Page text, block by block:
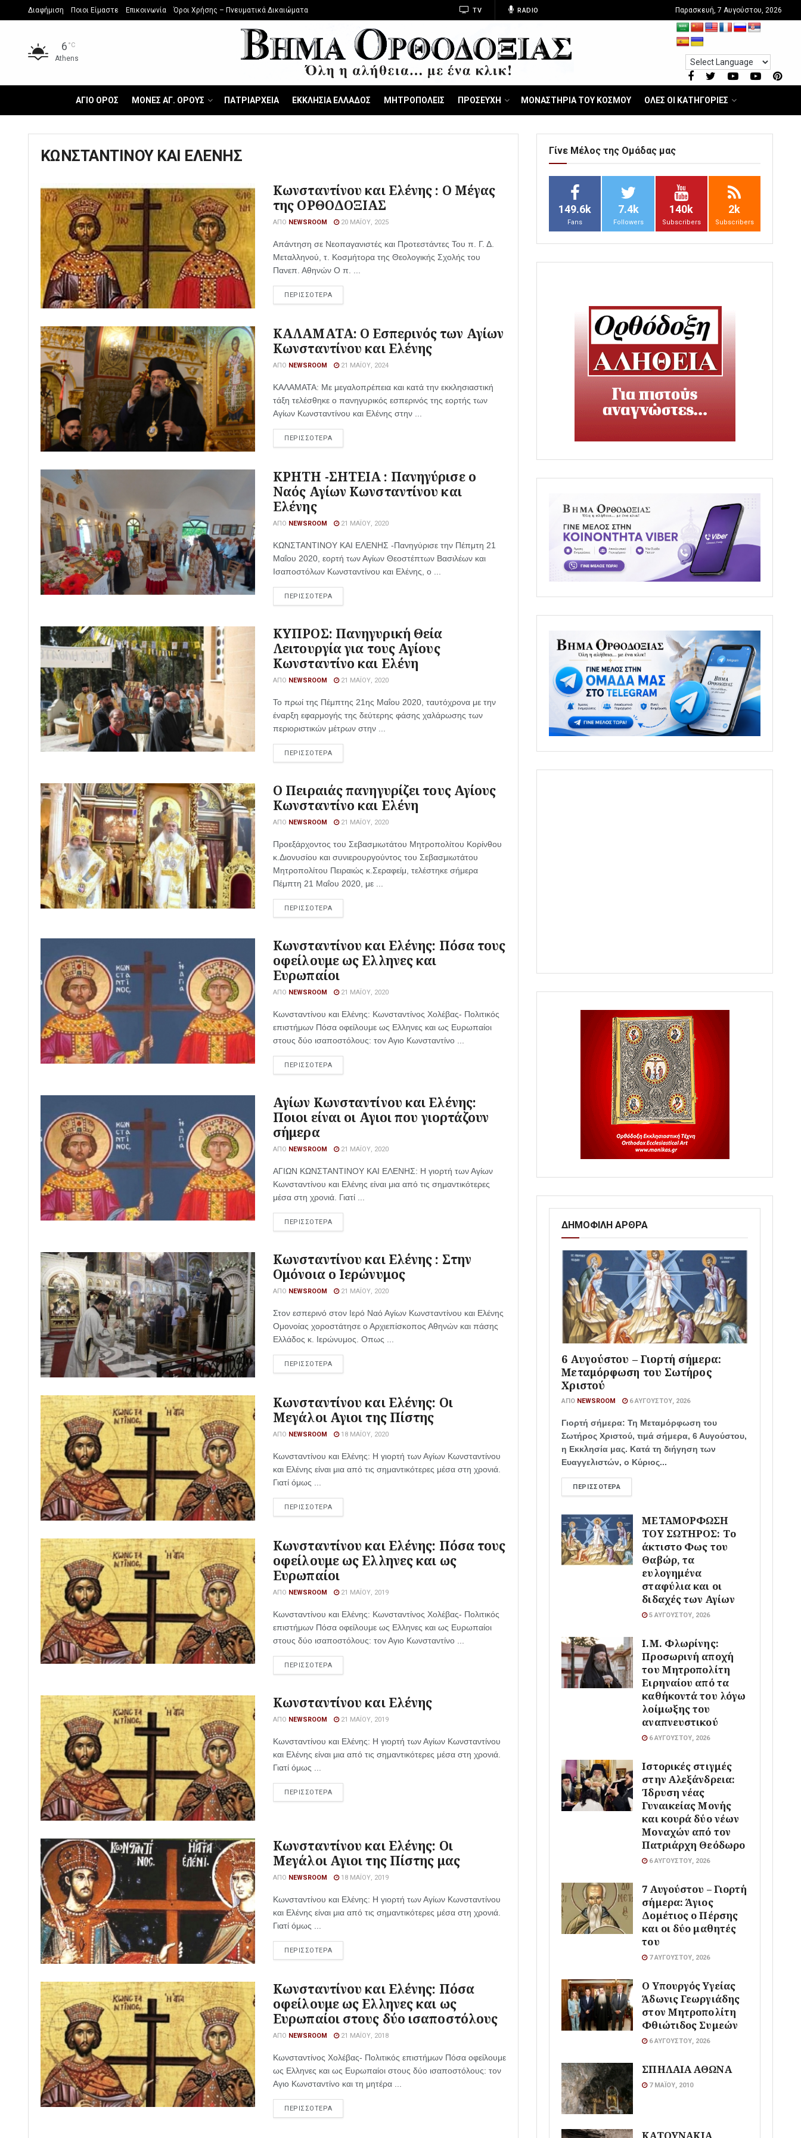
Διαφήμιση Ποιοι Είμαστε Επικοινωνία Όροι Χρήσης – Πνευματικά Δικαιώματα TV RADIO Παρασκευή, 7 Αυγούστου, 2026
6 °C
Athens
ΑΓΙΟ ΟΡΟΣ ΜΟΝΕΣ ΑΓ. ΟΡΟΥΣ ΠΑΤΡΙΑΡΧΕΙΑ ΕΚΚΛΗΣΙΑ ΕΛΛΑΔΟΣ ΜΗΤΡΟΠΟΛΕΙΣ ΠΡΟΣΕΥΧΗ ΜΟΝΑΣΤΗΡΙΑ ΤΟΥ ΚΟΣΜΟΥ ΟΛΕΣ ΟΙ ΚΑΤΗΓΟΡΙΕΣ
ΚΩΝΣΤΑΝΤΙΝΟΥ ΚΑΙ ΕΛΕΝΗΣ
Κωνσταντίνου και Ελένης : Ο Μέγας
της ΟΡΘΟΔΟΞΙΑΣ
ΑΠΌ NEWSROOM 20 ΜΑΪ́ΟΥ, 2025
Απάντηση σε Νεοπαγανιστές και Προτεστάντες Του π. Γ. Δ.
Μεταλληνού, τ. Κοσμήτορα της Θεολογικής Σχολής του
Πανεπ. Αθηνών Ο π. ...
ΠΕΡΙΣΣΟΤΕΡΑ
ΚΑΛΑΜΑΤΑ: Ο Εσπερινός των Αγίων
Κωνσταντίνου και Ελένης
ΑΠΌ NEWSROOM 21 ΜΑΪ́ΟΥ, 2024
ΚΑΛΑΜΑΤΑ: Με μεγαλοπρέπεια και κατά την εκκλησιαστική
τάξη τελέσθηκε ο πανηγυρικός εσπερινός της εορτής των
Αγίων Κωνσταντίνου και Ελένης στην ...
ΠΕΡΙΣΣΟΤΕΡΑ
ΚΡΗΤΗ -ΣΗΤΕΙΑ : Πανηγύρισε ο
Ναός Αγίων Κωνσταντίνου και
Ελένης
ΑΠΌ NEWSROOM 21 ΜΑΪ́ΟΥ, 2020
ΚΩΝΣΤΑΝΤΙΝΟΥ ΚΑΙ ΕΛΕΝΗΣ -Πανηγύρισε την Πέπμτη 21
Μαΐου 2020, εορτή των Αγίων Θεοστέπτων Βασιλέων και
Ισαποστόλων Κωνσταντίνου και Ελένης, ο ...
ΠΕΡΙΣΣΟΤΕΡΑ
ΚΥΠΡΟΣ: Πανηγυρική Θεία
Λειτουργία για τους Αγίους
Κωνσταντίνο και Ελένη
ΑΠΌ NEWSROOM 21 ΜΑΪ́ΟΥ, 2020
Το πρωί της Πέμπτης 21ης Μαΐου 2020, ταυτόχρονα με την
έναρξη εφαρμογής της δεύτερης φάσης χαλάρωσης των
περιοριστικών μέτρων στην ...
ΠΕΡΙΣΣΟΤΕΡΑ
Ο Πειραιάς πανηγυρίζει τους Αγίους
Κωνσταντίνο και Ελένη
ΑΠΌ NEWSROOM 21 ΜΑΪ́ΟΥ, 2020
Προεξάρχοντος του Σεβασμιωτάτου Μητροπολίτου Κορίνθου
κ.Διονυσίου και συνιερουργούντος του Σεβασμιωτάτου
Μητροπολίτου Πειραιώς κ.Σεραφείμ, τελέστηκε σήμερα
Πέμπτη 21 Μαΐου 2020, με ...
ΠΕΡΙΣΣΟΤΕΡΑ
Κωνσταντίνου και Ελένης: Πόσα τους
οφείλουμε ως Ελληνες και
Ευρωπαίοι
ΑΠΌ NEWSROOM 21 ΜΑΪ́ΟΥ, 2020
Κωνσταντίνου και Ελένης: Κωνσταντίνος Χολέβας- Πολιτικός
επιστήμων Πόσα οφείλουμε ως Ελληνες και ως Ευρωπαίοι
στους δύο ισαποστόλους: τον Αγιο Κωνσταντίνο ...
ΠΕΡΙΣΣΟΤΕΡΑ
Αγίων Κωνσταντίνου και Ελένης:
Ποιοι είναι οι Αγιοι που γιορτάζουν
σήμερα
ΑΠΌ NEWSROOM 21 ΜΑΪ́ΟΥ, 2020
ΑΓΙΩΝ ΚΩΝΣΤΑΝΤΙΝΟΥ ΚΑΙ ΕΛΕΝΗΣ: Η γιορτή των Αγίων
Κωνσταντίνου και Ελένης είναι μια από τις σημαντικότερες
μέσα στη χρονιά. Γιατί ...
ΠΕΡΙΣΣΟΤΕΡΑ
Κωνσταντίνου και Ελένης : Στην
Ομόνοια ο Ιερώνυμος
ΑΠΌ NEWSROOM 21 ΜΑΪ́ΟΥ, 2020
Στον εσπερινό στον Ιερό Ναό Αγίων Κωνσταντίνου και Ελένης
Ομονοίας χοροστάτησε ο Αρχιεπίσκοπος Αθηνών και πάσης
Ελλάδος κ. Ιερώνυμος. Οπως ...
ΠΕΡΙΣΣΟΤΕΡΑ
Κωνσταντίνου και Ελένης: Οι
Μεγάλοι Αγιοι της Πίστης
ΑΠΌ NEWSROOM 18 ΜΑΪ́ΟΥ, 2020
Κωνσταντίνου και Ελένης: Η γιορτή των Αγίων Κωνσταντίνου
και Ελένης είναι μια από τις σημαντικότερες μέσα στη χρονιά.
Γιατί όμως ...
ΠΕΡΙΣΣΟΤΕΡΑ
Κωνσταντίνου και Ελένης: Πόσα τους
οφείλουμε ως Ελληνες και ως
Ευρωπαίοι
ΑΠΌ NEWSROOM 21 ΜΑΪ́ΟΥ, 2019
Κωνσταντίνου και Ελένης: Κωνσταντίνος Χολέβας- Πολιτικός
επιστήμων Πόσα οφείλουμε ως Ελληνες και ως Ευρωπαίοι
στους δύο ισαποστόλους: τον Αγιο Κωνσταντίνο ...
ΠΕΡΙΣΣΟΤΕΡΑ
Κωνσταντίνου και Ελένης
ΑΠΌ NEWSROOM 21 ΜΑΪ́ΟΥ, 2019
Κωνσταντίνου και Ελένης: Η γιορτή των Αγίων Κωνσταντίνου
και Ελένης είναι μια από τις σημαντικότερες μέσα στη χρονιά.
Γιατί όμως ...
ΠΕΡΙΣΣΟΤΕΡΑ
Κωνσταντίνου και Ελένης: Οι
Μεγάλοι Αγιοι της Πίστης μας
ΑΠΌ NEWSROOM 18 ΜΑΪ́ΟΥ, 2019
Κωνσταντίνου και Ελένης: Η γιορτή των Αγίων Κωνσταντίνου
και Ελένης είναι μια από τις σημαντικότερες μέσα στη χρονιά.
Γιατί όμως ...
ΠΕΡΙΣΣΟΤΕΡΑ
Κωνσταντίνου και Ελένης: Πόσα
οφείλουμε ως Ελληνες και ως
Ευρωπαίοι στους δύο ισαποστόλους
ΑΠΌ NEWSROOM 21 ΜΑΪ́ΟΥ, 2018
Κωνσταντίνος Χολέβας- Πολιτικός επιστήμων Πόσα οφείλουμε
ως Ελληνες και ως Ευρωπαίοι στους δύο ισαποστόλους: τον
Αγιο Κωνσταντίνο και τη μητέρα ...
ΠΕΡΙΣΣΟΤΕΡΑ
Γίνε Μέλος της Ομάδας μας
149.6k
Fans
7.4k
Followers
140k
Subscribers
2k
Subscribers
ΔΗΜΟΦΙΛΗ ΑΡΘΡΑ
6 Αυγούστου – Γιορτή σήμερα:
Μεταμόρφωση του Σωτήρος
Χριστού
ΑΠΌ NEWSROOM 6 ΑΥΓΟΎΣΤΟΥ, 2026
Γιορτή σήμερα: Τη Μεταμόρφωση του
Σωτήρος Χριστού, τιμά σήμερα, 6 Αυγούστου,
η Εκκλησία μας. Κατά τη διήγηση των
Ευαγγελιστών, ο Κύριος...
ΠΕΡΙΣΣΌΤΕΡΑ
ΜΕΤΑΜΟΡΦΩΣΗ
ΤΟΥ ΣΩΤΗΡΟΣ: Το
άκτιστο Φως του
Θαβώρ, τα
ευλογημένα
σταφύλια και οι
διδαχές των Αγίων
5 ΑΥΓΟΎΣΤΟΥ, 2026
Ι.Μ. Φλωρίνης:
Προσωρινή αποχή
του Μητροπολίτη
Ειρηναίου από τα
καθήκοντά του λόγω
λοίμωξης του
αναπνευστικού
6 ΑΥΓΟΎΣΤΟΥ, 2026
Ιστορικές στιγμές
στην Αλεξάνδρεια:
Ίδρυση νέας
Γυναικείας Μονής
και κουρά δύο νέων
Μοναχών από τον
Πατριάρχη Θεόδωρο
6 ΑΥΓΟΎΣΤΟΥ, 2026
7 Αυγούστου – Γιορτή
σήμερα: Άγιος
Δομέτιος ο Πέρσης
και οι δύο μαθητές
του
7 ΑΥΓΟΎΣΤΟΥ, 2026
O Υπουργός Υγείας
Άδωνις Γεωργιάδης
στον Μητροπολίτη
Φθιώτιδος Συμεών
6 ΑΥΓΟΎΣΤΟΥ, 2026
ΣΠΗΛΑΙΑ ΑΘΩΝΑ
7 ΜΑΪ́ΟΥ, 2010